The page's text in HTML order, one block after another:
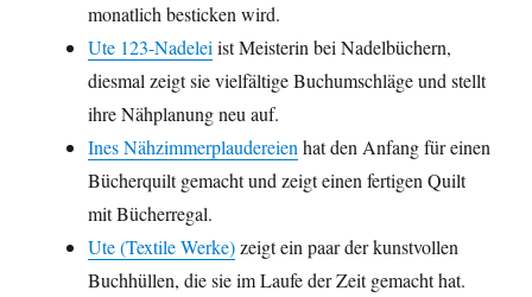
monatlich besticken wird.
Ute 123-Nadeleiist Meisterin bei Nadelbüchern,
diesmal zeigt sie vielfältige Buchumschläge und stellt
ihre Nähplanung neu auf.
Ines Nähzimmerplaudereienhat den Anfang für einen
Bücherquilt gemacht und zeigt einen fertigen Quilt
mit Bücherregal.
Ute (Textile Werke)zeigt ein paar der kunstvollen
Buchhüllen, die sie im Laufe der Zeit gemacht hat.